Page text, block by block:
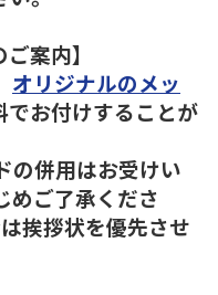
案内】
オリジナルのメッ
でお付けすることが
の併用はお受けい
めご了承くださ
挨拶状を優先させ